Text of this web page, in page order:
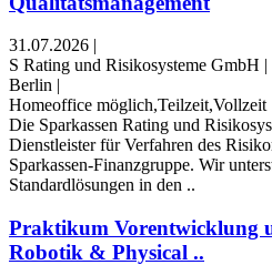
31.07.2026 |
S Rating und Risikosysteme GmbH |
Berlin |
Homeoffice möglich,Teilzeit,Vollzeit
Die Sparkassen Rating und
Dienstleister für Verfahren des
Sparkassen-Finanzgruppe. Wir
Standardlösungen in den ..
Praktikum Vorentwicklung
Robotik & Physical ..